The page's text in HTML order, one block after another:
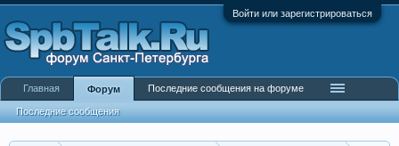
Войти или зарегистрироваться
Главная Форум
Последние сообщения
Последние сообщения на форуме